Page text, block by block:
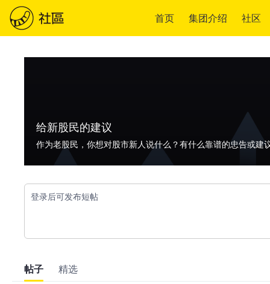
首页 集团介绍 社区
给新股民的建议
作为老股民，你想对股市新人说什么？有什么靠谱的忠告或建
登录后可发布短帖
帖子 精选